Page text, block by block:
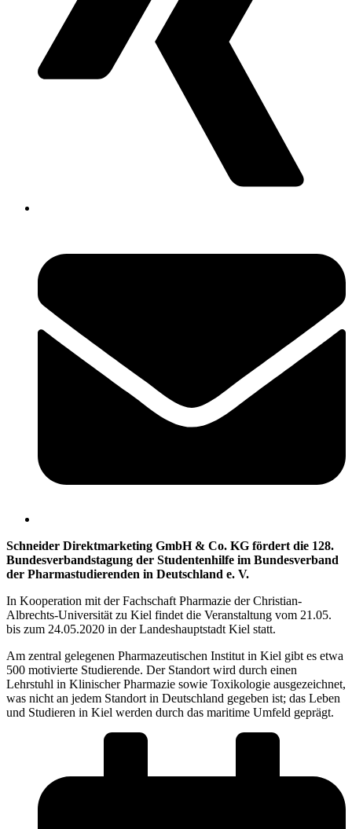
Schneider Direktmarketing GmbH & Co. KG fördert die 128.
Bundesverbandstagung der Studentenhilfe im Bundesverband
der Pharmastudierenden in Deutschland e. V.
In Kooperation mit der Fachschaft Pharmazie der Christian-
Albrechts-Universität zu Kiel findet die Veranstaltung vom 21.05.
bis zum 24.05.2020 in der Landeshauptstadt Kiel statt.
Am zentral gelegenen Pharmazeutischen Institut in Kiel gibt es etwa
500 motivierte Studierende. Der Standort wird durch einen
Lehrstuhl in Klinischer Pharmazie sowie Toxikologie ausgezeichnet,
was nicht an jedem Standort in Deutschland gegeben ist; das Leben
und Studieren in Kiel werden durch das maritime Umfeld geprägt.